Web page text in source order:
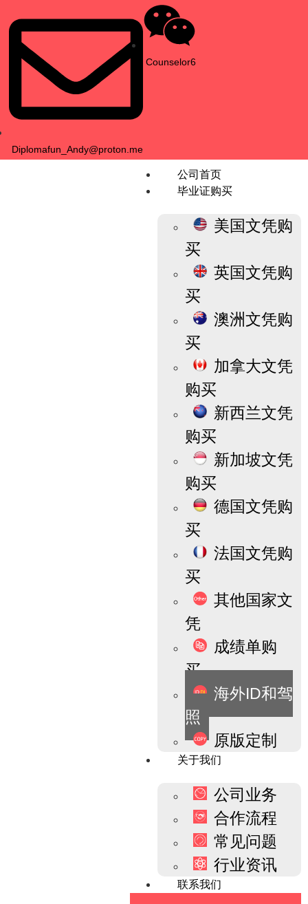
Diplomafun_Andy@proton.me
Counselor6
公司首页
毕业证购买
美国文凭购
买
英国文凭购
买
澳洲文凭购
买
加拿大文凭
购买
新西兰文凭
购买
新加坡文凭
购买
德国文凭购
买
法国文凭购
买
其他国家文
凭
成绩单购
买
海外ID和驾
照
原版定制
关于我们
公司业务
合作流程
常见问题
行业资讯
联系我们